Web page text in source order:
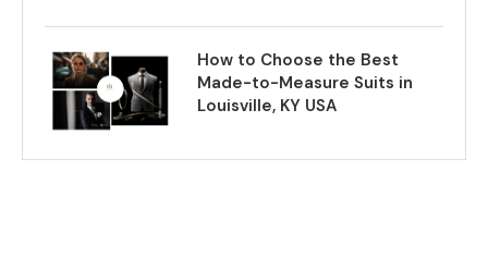
How to Choose the Best
Made-to-Measure Suits in
Louisville, KY USA